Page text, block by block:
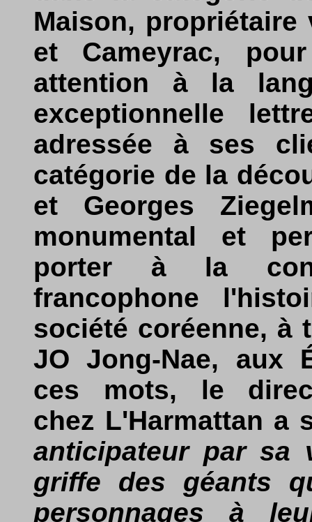
Maison,
et Cameyrac,
attention à la
exceptionnelle
adressée à ses
catégorie de la
et Georges
monumental et
porter à la
francophone
société coréenne,
JO Jong-Nae, aux
ces mots, le
chez L'Harmattan a
anticipateur par sa
griffe des géants
personnages à